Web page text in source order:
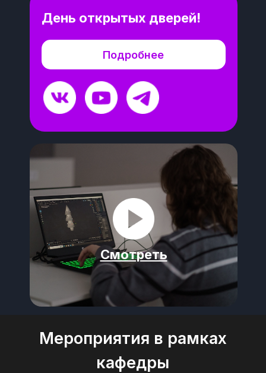
Смотреть
День открытых дверей!
Подробнее
Мероприятия в рамках
кафедры